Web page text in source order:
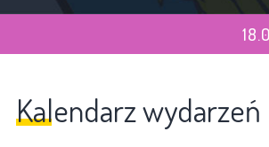
Kalendarz wydarzeń